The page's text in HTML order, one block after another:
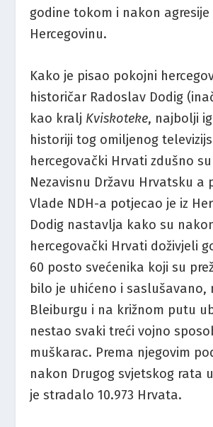
godine tokom i nakon agresije
Hercegovinu.
Kako je pisao pokojni
historičar Radoslav Dodig
kao kralj Kviskoteke, najbolji
historiji tog omiljenog
hercegovački Hrvati zdušno
Nezavisnu Državu Hrvatsku a
Vlade NDH-a potjecao je iz
Dodig nastavlja kako su
hercegovački Hrvati doživjeli
60 posto svećenika koji su
bilo je uhićeno i saslušavano,
Bleiburgu i na križnom putu
nestao svaki treći vojno
muškarac. Prema njegovim
nakon Drugog svjetskog rata
je stradalo 10.973 Hrvata.